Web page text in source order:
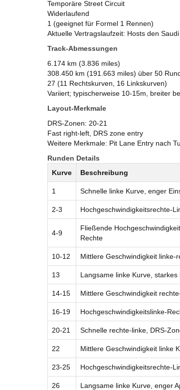
Temporäre Street Circuit
Widerlaufend
1 (geeignet für Formel 1 Rennen)
Aktuelle Vertragslaufzeit: Hosts den
Track-Abmessungen
6.174 km (3.836 miles)
308.450 km (191.663 miles) über 50
27 (11 Rechtskurven, 16 Linkskurven)
Variiert; typischerweise 10-15m, breiter
Layout-Merkmale
DRS-Zonen: 20-21
Fast right-left, DRS zone entry
Weitere Merkmale: Pit Lane Entry nach
Runden Details
Kurve
Beschreibung
1 Schnelle linke Kurve, enger
2-3 Hochgeschwindigkeitsrechte-
4-9
Fließende
Rechte
10-12 Mittlere Geschwindigkeit linke-
13 Langsame linke Kurve, starkes
14-15 Mittlere Geschwindigkeit
16-19 Hochgeschwindigkeitslinke-
20-21 Schnelle rechte-linke, DRS-
22 Mittlere Geschwindigkeit linke
23-25 Hochgeschwindigkeitsrechte-
26 Langsame linke Kurve, enger